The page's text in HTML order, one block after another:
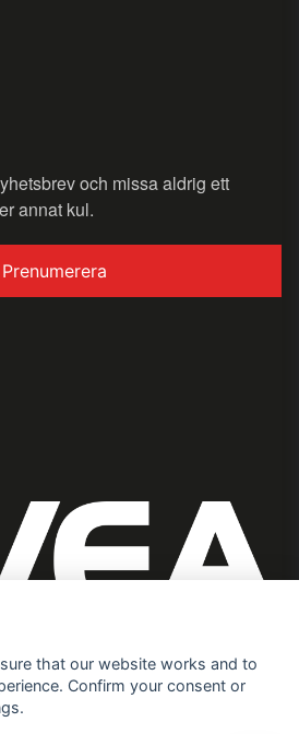
och missa aldrig ett
annat kul.
Prenumerera
that our website works and to
Confirm your consent or